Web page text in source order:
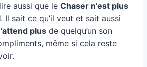
aussi que le Chaser n’est plus
. Il sait ce qu’il veut et sait aussi
plus de quelqu’un son
même si cela reste